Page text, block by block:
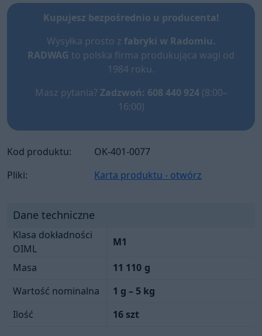
Kupujesz bezpośrednio u producenta!
Wysyłka prosto z fabryki w Radomiu.
RADWAG to polska firma produkująca wagi od
1984 roku.
Masz pytania? Zadzwoń: 608 440 924(8:00–
16:00)
Kod produktu:
OK-401-0077
Pliki:
Karta produktu - otwórz
Dane techniczne
Klasa dokładności
OIML
M1
Masa 11 110 g
Wartość nominalna
1 g – 5 kg
Ilość
16 szt